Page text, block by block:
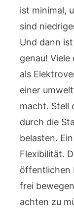
ist minimal,
sind
Und dann
genau!
als
einer
macht. Stell
durch die
belasten.
Flexibilität.
öffentlichen
frei
achten zu